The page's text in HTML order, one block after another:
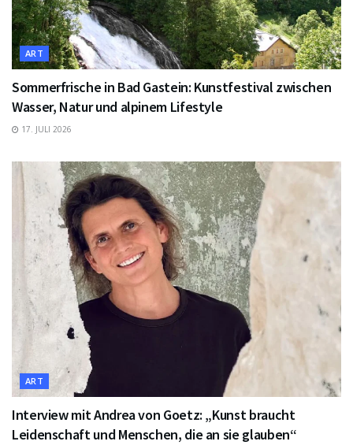
ART
Sommerfrische in Bad Gastein: Kunstfestival zwischen
Wasser, Natur und alpinem Lifestyle
17. JULI 2026
ART
Interview mit Andrea von Goetz: „Kunst braucht
Leidenschaft und Menschen, die an sie glauben“